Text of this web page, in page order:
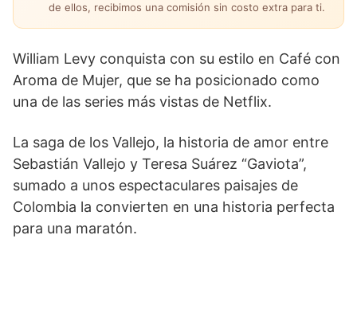
de ellos, recibimos una comisión sin costo extra para ti.
William Levy conquista con su estilo en Café con
Aroma de Mujer, que se ha posicionado como
una de las series más vistas de Netflix.
La saga de los Vallejo, la historia de amor entre
Sebastián Vallejo y Teresa Suárez “Gaviota”,
sumado a unos espectaculares paisajes de
Colombia la convierten en una historia perfecta
para una maratón.